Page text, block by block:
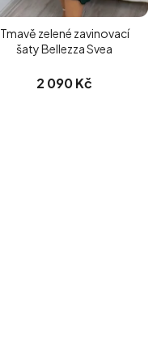
Tmavě zelené zavinovací
šaty Bellezza Svea
2 090 Kč